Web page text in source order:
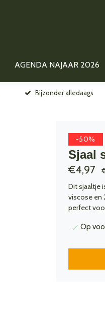
AGENDA NAJAAR 2026
Bijzonder alledaags
-50%
Sjaal
€4,97
Dit sjaaltje
viscose en
perfect
Op